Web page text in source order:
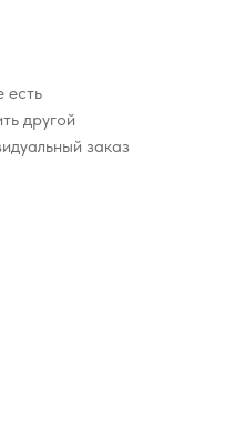
есть
другой
заказ